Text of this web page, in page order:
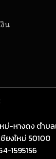
น
ม่-หางดง ตำบล
ยงใหม่ 50100
1595156